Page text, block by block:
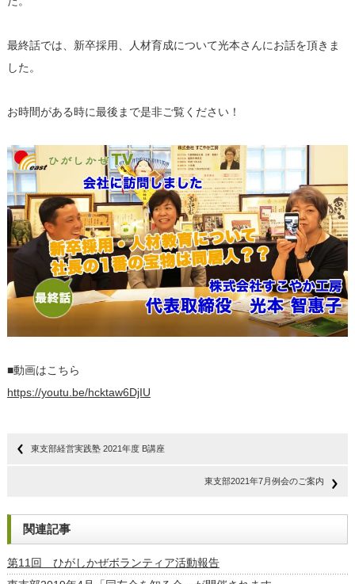
最終話では、新卒採用、人材育成について光本さんにお話を頂きま
した。
お時間がある時に最後まで是非ご覧ください！
■動画はこちら
https://youtu.be/hcktaw6DjIU
東支部経営実践塾 2021年度 B講座
東支部2021年7月例会のご案内
関連記事
第11回 ひがしかぜボランティア活動報告